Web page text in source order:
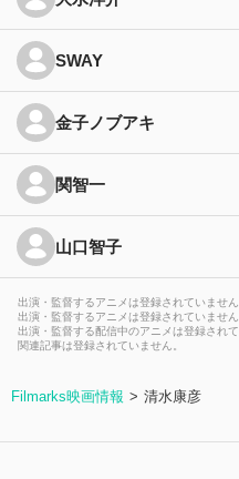
SWAY
金子ノブアキ
関智一
山口智子
出演・監督するアニメは登録されていません
出演・監督するアニメは登録されていません
出演・監督する配信中のアニメは登録されて
関連記事は登録されていません。
Filmarks映画情報 清水康彦